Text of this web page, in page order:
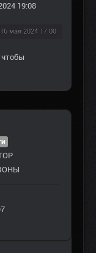
19:08
16 мая 2024 17:00
, чтобы